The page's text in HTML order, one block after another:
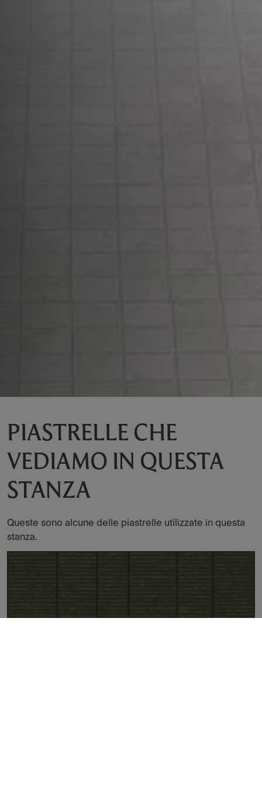
PIASTRELLE CHE
VEDIAMO IN QUESTA
STANZA
Queste sono alcune delle piastrelle utilizzate in questa
stanza.